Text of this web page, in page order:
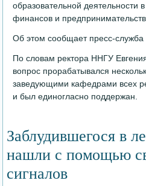
образовательной деятельности
финансов и
Об этом сообщает пресс-
По словам ректора ННГУ
вопрос прорабатывался
заведующими кафедрами всех
и был единогласно поддержан.
Заблудившегося в
нашли с помощью
сигналов